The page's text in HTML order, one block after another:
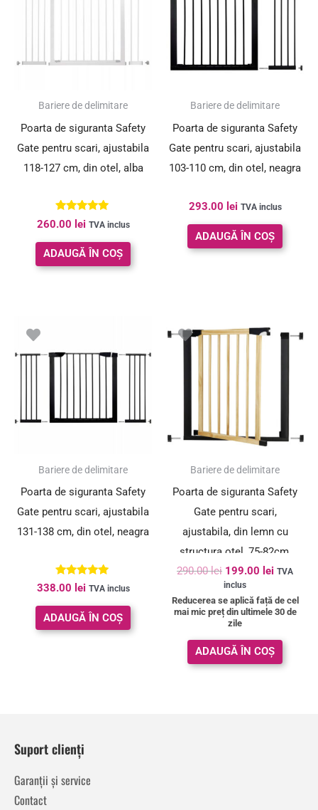
Bariere de delimitare
Poarta de siguranta Safety
Gate pentru scari, ajustabila
118-127 cm, din otel, alba
Evaluat la
5.00
din 5
260.00 lei TVA inclus
ADAUGĂ ÎN COȘ
Bariere de delimitare
Poarta de siguranta Safety
Gate pentru scari, ajustabila
103-110 cm, din otel, neagra
293.00 lei TVA inclus
ADAUGĂ ÎN COȘ
Bariere de delimitare
Poarta de siguranta Safety
Gate pentru scari, ajustabila
131-138 cm, din otel, neagra
Evaluat la
5.00
din 5
338.00 lei TVA inclus
ADAUGĂ ÎN COȘ
SUPER PREȚ!
Bariere de delimitare
Poarta de siguranta Safety
Gate pentru scari,
ajustabila, din lemn cu
structura otel, 75-82cm,
negru maro
290.00lei
inițial
fost:
290.00 lei.
199.00 lei
curent
TVA
inclus
Reducerea se aplică față de cel
mai mic preț din ultimele 30 de
zile
ADAUGĂ ÎN COȘ
Suport clienți
Garanții și service
Contact